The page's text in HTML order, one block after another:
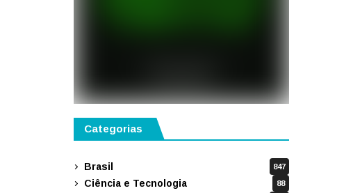
Categorias
Brasil 847
Ciência e Tecnologia 88